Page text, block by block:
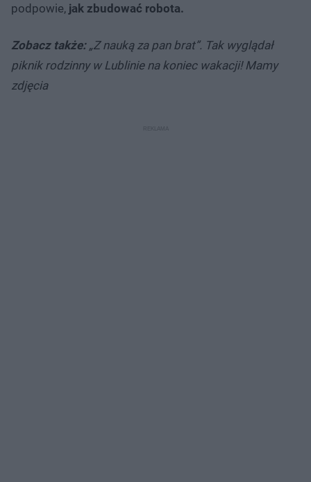
podpowie, jak zbudować robota.
Zobacz także: „Z nauką za pan brat”. Tak wyglądał
piknik rodzinny w Lublinie na koniec wakacji! Mamy
zdjęcia